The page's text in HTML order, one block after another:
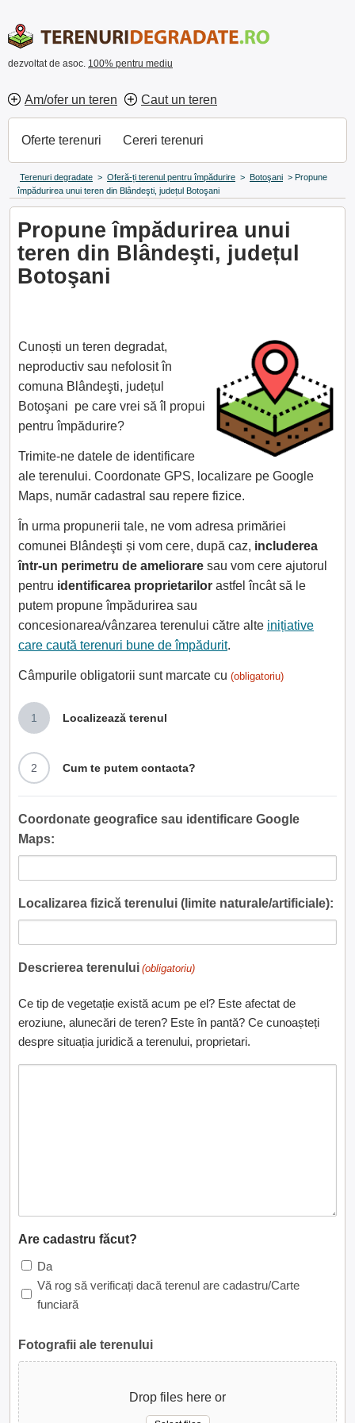
dezvoltat de asoc. 100% pentru mediu
Am/ofer un teren Caut un teren
Oferte terenuri Cereri terenuri
Terenuri degradate > Oferă-ți terenul pentru împădurire > Botoşani > Propune
împădurirea unui teren din Blândeşti, județul Botoşani
Propune împădurirea unui
teren din Blândeşti, județul
Botoşani
Cunoști un teren degradat,
neproductiv sau nefolosit în
comuna Blândeşti, județul
Botoşani pe care vrei să îl propui
pentru împădurire?
Trimite-ne datele de identificare
ale terenului. Coordonate GPS, localizare pe Google
Maps, număr cadastral sau repere fizice.
În urma propunerii tale, ne vom adresa primăriei
comunei Blândeşti și vom cere, după caz, includerea
într-un perimetru de ameliorare sau vom cere ajutorul
pentru identificarea proprietarilor astfel încât să le
putem propune împădurirea sau
concesionarea/vânzarea terenului către alte inițiative
care caută terenuri bune de împădurit.
Câmpurile obligatorii sunt marcate cu (obligatoriu)
1 Localizează terenul
2 Cum te putem contacta?
Coordonate geografice sau identificare Google
Maps:
Localizarea fizică terenului (limite naturale/artificiale):
Descrierea terenului (obligatoriu)
Ce tip de vegetație există acum pe el? Este afectat de
eroziune, alunecări de teren? Este în pantă? Ce cunoașteți
despre situația juridică a terenului, proprietari.
Are cadastru făcut?
Da
Vă rog să verificați dacă terenul are cadastru/Carte
funciară
Fotografii ale terenului
Drop files here or